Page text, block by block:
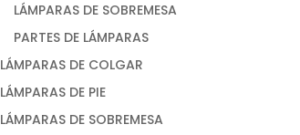
LÁMPARAS DE SOBREMESA
PARTES DE LÁMPARAS
LÁMPARAS DE COLGAR
LÁMPARAS DE PIE
LÁMPARAS DE SOBREMESA